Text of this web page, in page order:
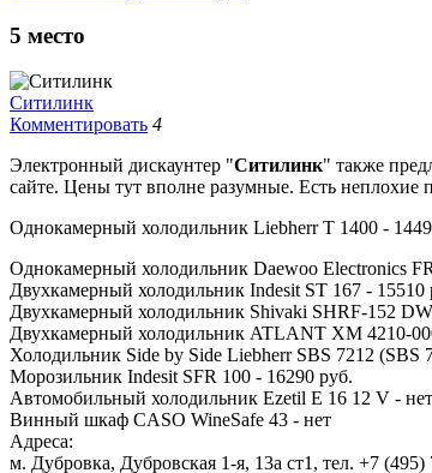
5 место
Ситилинк
Комментировать 4
Электронный дискаунтер "Ситилинк" также
сайте. Цены тут вполне разумные. Есть неплохие
Однокамерный холодильник Liebherr T 1400 -
Однокамерный холодильник Daewoo Electronics
Двухкамерный холодильник Indesit ST 167 - 15510
Двухкамерный холодильник Shivaki SHRF-152
Двухкамерный холодильник ATLANT ХМ 4210-
Холодильник Side by Side Liebherr SBS 7212 (SBS
Морозильник Indesit SFR 100 - 16290 руб.
Автомобильный холодильник Ezetil E 16 12 V - нет
Винный шкаф CASO WineSafe 43 - нет
Адреса:
м. Дубровка, Дубровская 1-я, 13а ст1, тел. +7